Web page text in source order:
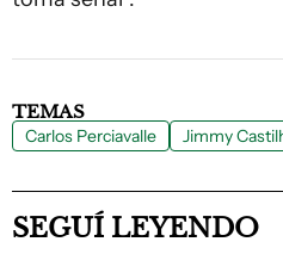
TEMAS
Carlos Perciavalle Jimmy
SEGUÍ LEYENDO